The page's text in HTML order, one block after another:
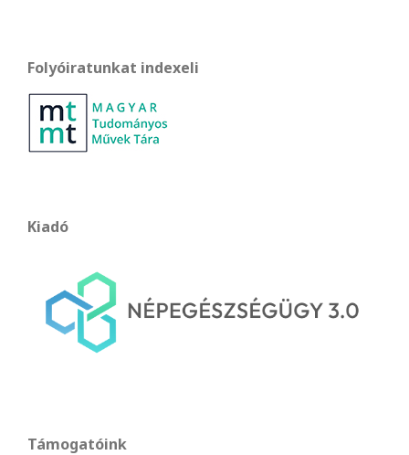
Folyóiratunkat indexeli
Kiadó
Támogatóink